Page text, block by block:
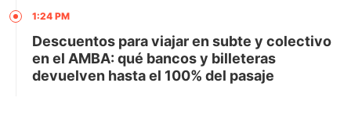
1:24 PM
Descuentos para viajar en subte y colectivo
en el AMBA: qué bancos y billeteras
devuelven hasta el 100% del pasaje